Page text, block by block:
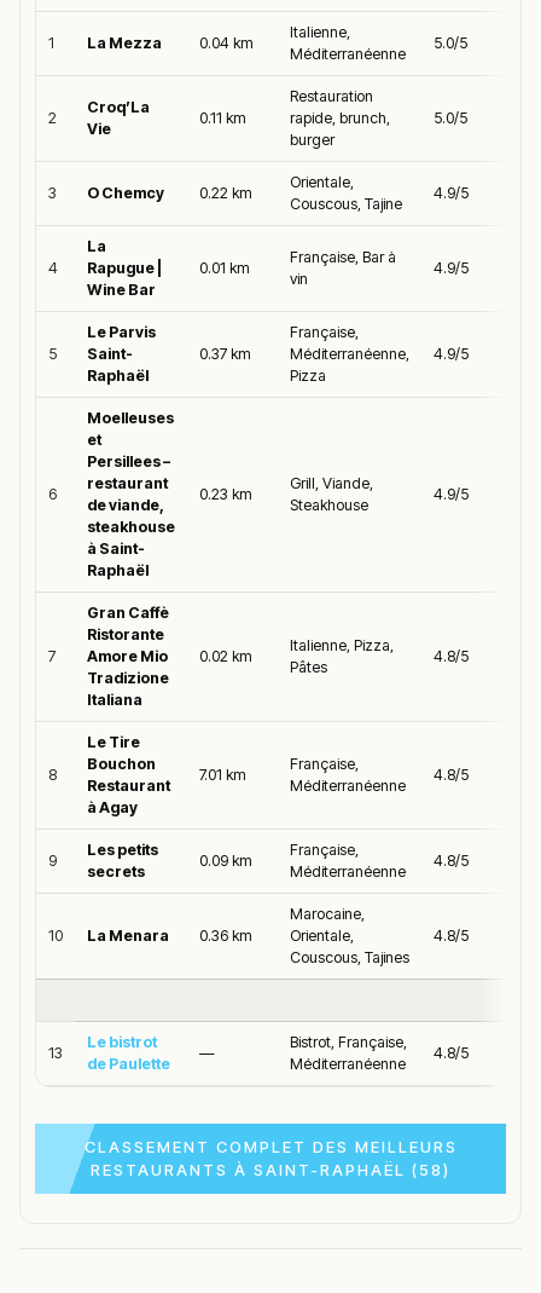
1 La Mezza 0.04 km
Italienne,
Méditerranéenne
5.0/5
2
Croq’La
Vie
0.11 km
Restauration
rapide, brunch,
burger
5.0/5
3 O Chemcy 0.22 km
Orientale,
Couscous, Tajine
4.9/5
4
La
Rapugue |
Wine Bar
0.01 km
Française, Bar à
vin
4.9/5
5
Le Parvis
Saint-
Raphaël
0.37 km
Française,
Méditerranéenne,
Pizza
4.9/5
6
Moelleuses
et
Persillees –
restaurant
de viande,
steakhouse
à Saint-
Raphaël
0.23 km
Grill, Viande,
Steakhouse
4.9/5
7
Gran Caffè
Ristorante
Amore Mio
Tradizione
Italiana
0.02 km
Italienne, Pizza,
Pâtes
4.8/5
8
Le Tire
Bouchon
Restaurant
à Agay
7.01 km
Française,
Méditerranéenne
4.8/5
9
Les petits
secrets
0.09 km
Française,
Méditerranéenne
4.8/5
10 La Menara 0.36 km
Marocaine,
Orientale,
Couscous, Tajines
4.8/5
13
Le bistrot
de Paulette
—
Bistrot, Française,
Méditerranéenne
4.8/5
CLASSEMENT COMPLET DES MEILLEURS
RESTAURANTS À SAINT-RAPHAËL (58)